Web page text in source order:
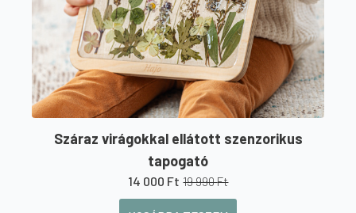
Száraz virágokkal ellátott szenzorikus
tapogató
19 990Ft
Original
price
14 000 FtCurrent
price